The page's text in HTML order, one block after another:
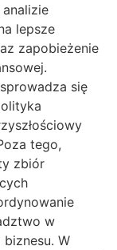
lepsze
zapobieżenie
się
tego,
zbiór
w
W